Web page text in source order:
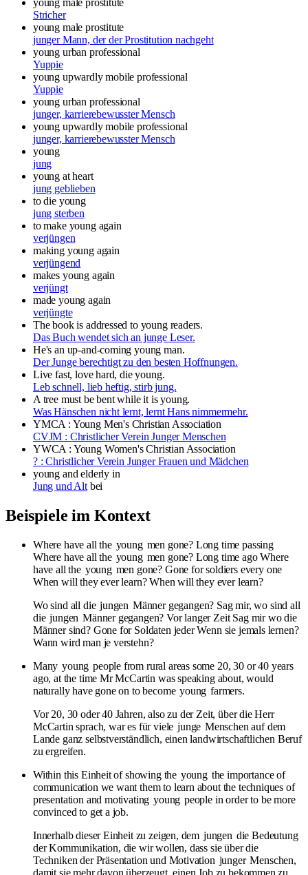
Stricher
young male prostitute
junger Mann, der der Prostitution nachgeht
young urban professional
Yuppie
young upwardly mobile professional
Yuppie
young urban professional
junger, karrierebewusster Mensch
young upwardly mobile professional
junger, karrierebewusster Mensch
young
jung
young at heart
jung geblieben
to die young
jung sterben
to make young again
verjüngen
making young again
verjüngend
makes young again
verjüngt
made young again
verjüngte
The book is addressed to young readers.
Das Buch wendet sich an junge Leser.
He's an up-and-coming young man.
Der Junge berechtigt zu den besten Hoffnungen.
Live fast, love hard, die young.
Leb schnell, lieb heftig, stirb jung.
A tree must be bent while it is young.
Was Hänschen nicht lernt, lernt Hans nimmermehr.
YMCA : Young Men's Christian Association
CVJM : Christlicher Verein Junger Menschen
YWCA : Young Women's Christian Association
? : Christlicher Verein Junger Frauen und Mädchen
young and elderly in
Jung und Alt bei
Beispiele im Kontext
Where have all the young men gone? Long time passing
Where have all the young men gone? Long time ago Where
have all the young men gone? Gone for soldiers every one
When will they ever learn? When will they ever learn?
Wo sind all die jungen Männer gegangen? Sag mir, wo sind all
die jungen Männer gegangen? Vor langer Zeit Sag mir wo die
Männer sind? Gone for Soldaten jeder Wenn sie jemals lernen?
Wann wird man je verstehn?
Many young people from rural areas some 20, 30 or 40 years
ago, at the time Mr McCartin was speaking about, would
naturally have gone on to become young farmers.
Vor 20, 30 oder 40 Jahren, also zu der Zeit, über die Herr
McCartin sprach, war es für viele junge Menschen auf dem
Lande ganz selbstverständlich, einen landwirtschaftlichen Beruf
zu ergreifen.
Within this Einheit of showing the young the importance of
communication we want them to learn about the techniques of
presentation and motivating young people in order to be more
convinced to get a job.
Innerhalb dieser Einheit zu zeigen, dem jungen die Bedeutung
der Kommunikation, die wir wollen, dass sie über die
Techniken der Präsentation und Motivation junger Menschen,
damit sie mehr davon überzeugt, einen Job zu bekommen zu